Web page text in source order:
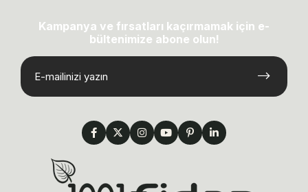
Kampanya ve fırsatları kaçırmamak için e-
bültenimize abone olun!